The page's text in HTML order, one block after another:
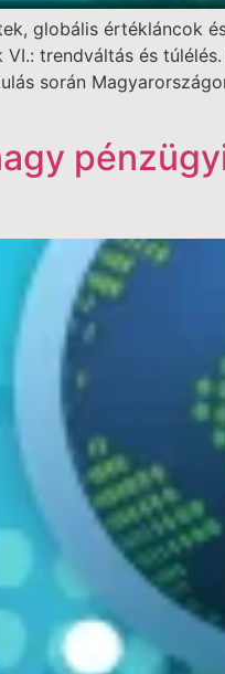
globális értékláncok
trendváltás és
során